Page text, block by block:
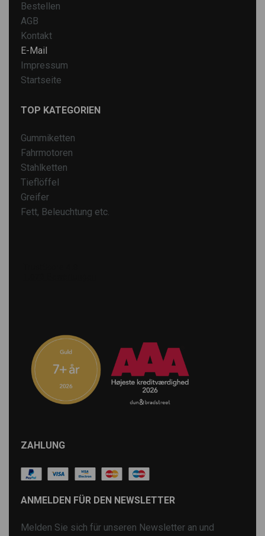
Bestellen
AGB
Kontakt
E-Mail
Impressum
Startseite
TOP KATEGORIEN
Gummiketten
Fahrmotoren
Stahlketten
Tieflöffel
Greifer
Fett, Beleuchtung etc.
ZAHLUNG
ANMELDEN FÜR DEN NEWSLETTER
Melden Sie sich für unseren Newsletter an und